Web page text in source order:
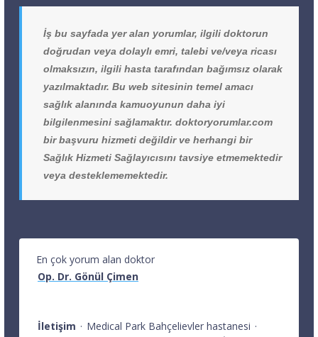
İş bu sayfada yer alan yorumlar, ilgili doktorun
doğrudan veya dolaylı emri, talebi ve/veya ricası
olmaksızın, ilgili hasta tarafından bağımsız olarak
yazılmaktadır. Bu web sitesinin temel amacı
sağlık alanında kamuoyunun daha iyi
bilgilenmesini sağlamaktır. doktoryorumlar.com
bir başvuru hizmeti değildir ve herhangi bir
Sağlık Hizmeti Sağlayıcısını tavsiye etmemektedir
veya desteklememektedir.
En çok yorum alan doktor
Op. Dr. Gönül Çimen
İletişim · Medical Park Bahçelievler hastanesi ·